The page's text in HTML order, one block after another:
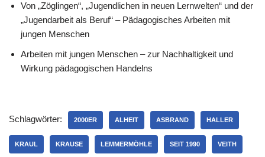
Von „Zöglingen“, „Jugendlichen in neuen Lernwelten“ und der
„Jugendarbeit als Beruf“ – Pädagogisches Arbeiten mit
jungen Menschen
Arbeiten mit jungen Menschen – zur Nachhaltigkeit und
Wirkung pädagogischen Handelns
Schlagwörter: 2000ER ALHEIT ASBRAND HALLER
KRAUL KRAUSE LEMMERMÖHLE SEIT 1990 VEITH